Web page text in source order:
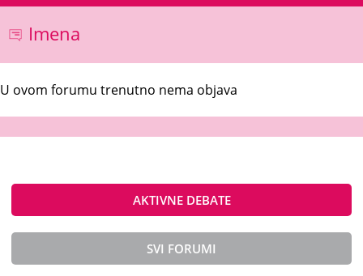
Imena
U ovom forumu trenutno nema objava
AKTIVNE DEBATE
SVI FORUMI